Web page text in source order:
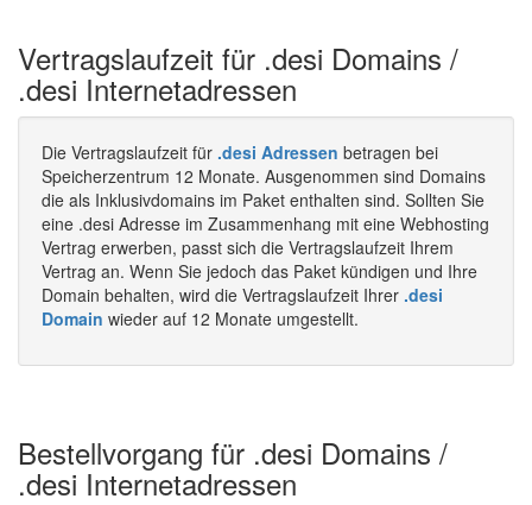
Vertragslaufzeit für .desi Domains /
.desi Internetadressen
Die Vertragslaufzeit für .desi Adressen betragen bei
Speicherzentrum 12 Monate. Ausgenommen sind Domains
die als Inklusivdomains im Paket enthalten sind. Sollten Sie
eine .desi Adresse im Zusammenhang mit eine Webhosting
Vertrag erwerben, passt sich die Vertragslaufzeit Ihrem
Vertrag an. Wenn Sie jedoch das Paket kündigen und Ihre
Domain behalten, wird die Vertragslaufzeit Ihrer .desi
Domain wieder auf 12 Monate umgestellt.
Bestellvorgang für .desi Domains /
.desi Internetadressen